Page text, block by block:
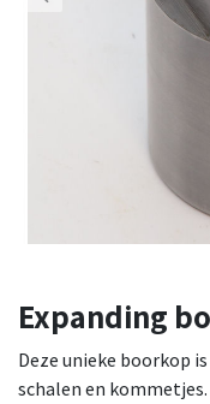
Expanding
Deze unieke boorkop
schalen en